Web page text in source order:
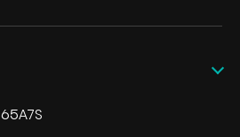
65A7S